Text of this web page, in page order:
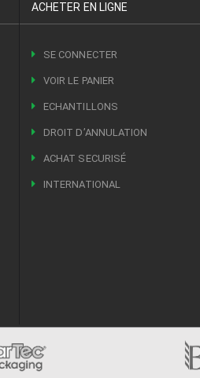
ACHETER EN LIGNE
SE CONNECTER
VOIR LE PANIER
ECHANTILLONS
DROIT DʼANNULATION
ACHAT SECURISÉ
INTERNATIONAL